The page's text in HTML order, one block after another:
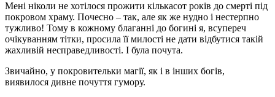
Мені ніколи не хотілося прожити кількасот років до смерті під
покровом храму. Почесно – так, але як же нудно і нестерпно
тужливо! Тому в кожному благанні до богині я, всупереч
очікуванням тітки, просила її милості не дати відбутися такій
жахливій ​​несправедливості. І була почута.
Звичайно, у покровительки магії, як і в інших богів,
виявилося дивне почуття гумору.